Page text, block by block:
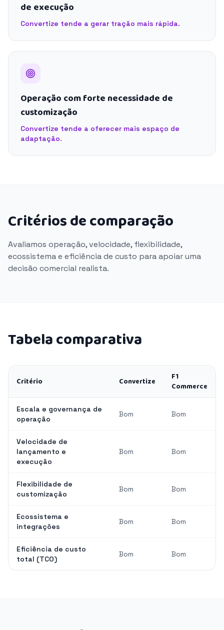
de execução
Convertize tende a gerar tração mais rápida.
Operação com forte necessidade de
customização
Convertize tende a oferecer mais espaço de
adaptação.
Critérios de comparação
Avaliamos operação, velocidade, flexibilidade,
ecossistema e eficiência de custo para apoiar uma
decisão comercial realista.
Tabela comparativa
Critério Convertize
F1
Commerce
Escala e governança de
operação
Bom Bom
Velocidade de
lançamento e
execução
Bom Bom
Flexibilidade de
customização
Bom Bom
Ecossistema e
integrações
Bom Bom
Eficiência de custo
total (TCO)
Bom Bom